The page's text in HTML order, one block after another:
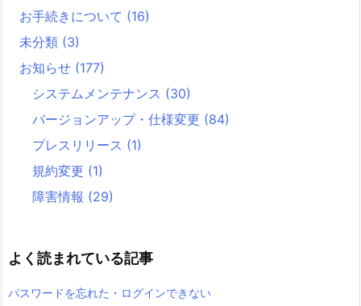
お手続きについて (16)
未分類 (3)
お知らせ (177)
システムメンテナンス (30)
バージョンアップ・仕様変更 (84)
プレスリリース (1)
規約変更 (1)
障害情報 (29)
よく読まれている記事
パスワードを忘れた・ログインできない